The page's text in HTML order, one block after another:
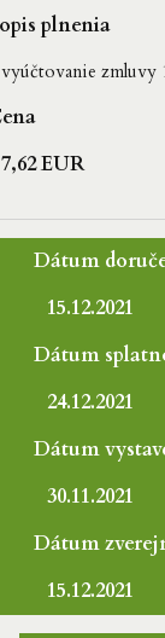
plnenia
vyúčtovanie zmluvy
7,62 EUR
Dátum
15.12.2021
Dátum
24.12.2021
Dátum
30.11.2021
Dátum
15.12.2021